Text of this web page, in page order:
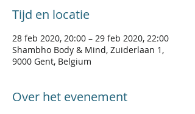
Tijd en locatie
28 feb 2020, 20:00 – 29 feb 2020, 22:00
Shambho Body & Mind, Zuiderlaan 1,
9000 Gent, Belgium
Over het evenement